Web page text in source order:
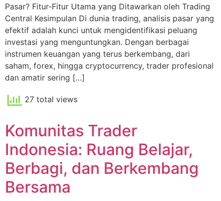
Pasar? Fitur-Fitur Utama yang Ditawarkan oleh Trading
Central Kesimpulan Di dunia trading, analisis pasar yang
efektif adalah kunci untuk mengidentifikasi peluang
investasi yang menguntungkan. Dengan berbagai
instrumen keuangan yang terus berkembang, dari
saham, forex, hingga cryptocurrency, trader profesional
dan amatir sering […]
27 total views
Komunitas Trader
Indonesia: Ruang Belajar,
Berbagi, dan Berkembang
Bersama